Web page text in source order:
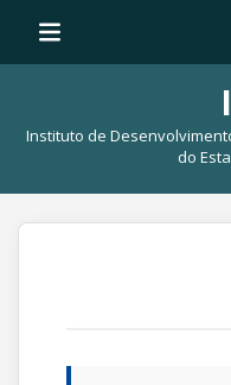
Instituto de
do